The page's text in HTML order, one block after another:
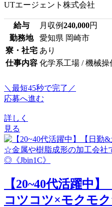
UTエージェント株式会社
給与 月収例240,000円
勤務地
愛知県 岡崎市
寮・社宅 あり
仕事内容 化学系工場 / 機械
＼最短45秒で完了／
応募へ進む
詳しく
見る
【20~40代活躍中
コツコツ×モクモ